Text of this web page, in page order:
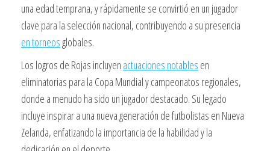
una edad temprana, y rápidamente se convirtió en un jugador
clave para la selección nacional, contribuyendo a su presencia
en torneos globales.
Los logros de Rojas incluyen actuaciones notables en
eliminatorias para la Copa Mundial y campeonatos regionales,
donde a menudo ha sido un jugador destacado. Su legado
incluye inspirar a una nueva generación de futbolistas en Nueva
Zelanda, enfatizando la importancia de la habilidad y la